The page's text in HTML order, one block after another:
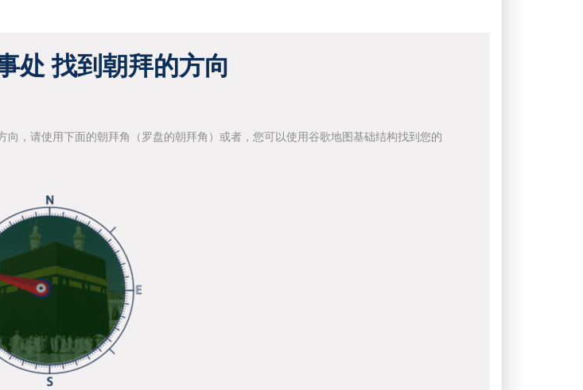
处 找到朝拜的方向
，请使用下面的朝拜角（罗盘的朝拜角）或者，您可以使用谷歌地图基础结构找到您的